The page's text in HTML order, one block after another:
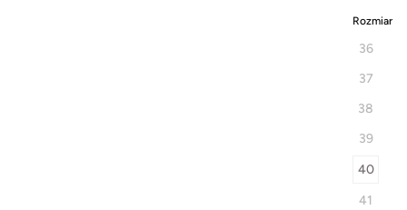
Rozmiar
36
37
38
39
40
41